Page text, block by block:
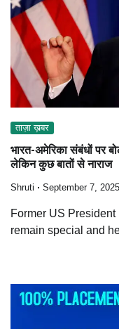
ताज़ा ख़बर
भारत-अमेरिका संबंधों पर
लेकिन कुछ बातों से नाराज
Shruti September 7, 2025
Former US
remain special and